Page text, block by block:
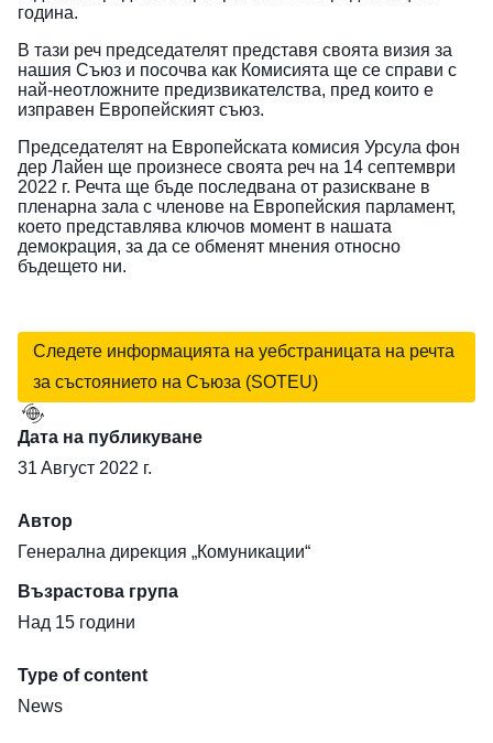
година.
В тази реч председателят представя своята визия за
нашия Съюз и посочва как Комисията ще се справи с
най-неотложните предизвикателства, пред които е
изправен Европейският съюз.
Председателят на Европейската комисия Урсула фон
дер Лайен ще произнесе своята реч на 14 септември
2022 г. Речта ще бъде последвана от разискване в
пленарна зала с членове на Европейския парламент,
което представлява ключов момент в нашата
демокрация, за да се обменят мнения относно
бъдещето ни.
Следете информацията на уебстраницата на речта
за състоянието на Съюза (SOTEU)
Дата на публикуване
31 Aвгуст 2022 г.
Автор
Генерална дирекция „Комуникации“
Възрастова група
Над 15 години
Type of content
News